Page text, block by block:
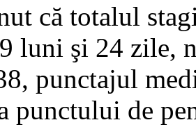
că totalul
luni şi 24 zile,
punctajul
punctului de